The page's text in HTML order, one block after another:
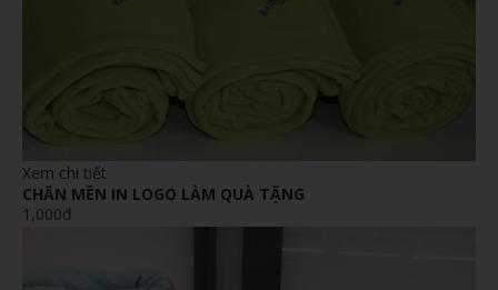
Xem chi tiết
CHĂN MỀN IN LOGO LÀM QUÀ TẶNG
1,000đ